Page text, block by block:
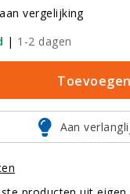
vergelijking
| 1-2 dagen
Aan